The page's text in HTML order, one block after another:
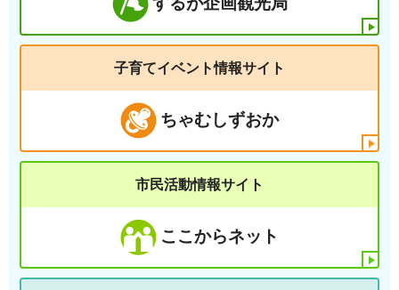
子育てイベント情報サイト
ちゃむしずおか
市民活動情報サイト
ここからネット